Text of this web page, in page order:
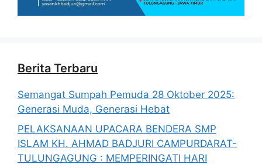
Berita Terbaru
Semangat Sumpah Pemuda 28 Oktober 2025:
Generasi Muda, Generasi Hebat
PELAKSANAAN UPACARA BENDERA SMP
ISLAM KH. AHMAD BADJURI CAMPURDARAT-
TULUNGAGUNG : MEMPERINGATI HARI